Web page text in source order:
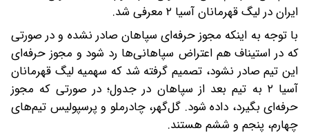
ایران در لیگ قهرمانان آسیا ۲ معرفی شد.
با توجه به اینکه مجوز حرفه‌ای سپاهان صادر نشده و در صورتی
که در استیناف هم اعتراض سپاهانی‌ها رد شود و مجوز حرفه‌ای
این تیم صادر نشود، تصمیم گرفته شد که سهمیه لیگ قهرمانان
آسیا ۲ به تیم‌ بعد از سپاهان در جدول؛ در صورتی که مجوز
حرفه‌ای بگیرد، داده شود. گل‌گهر، چادرملو و پرسپولیس تیم‌های
چهارم، پنجم و ششم هستند.